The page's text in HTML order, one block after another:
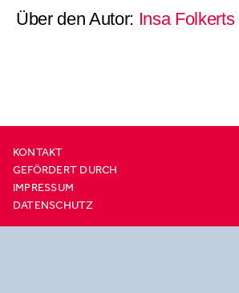
Über den Autor: Insa Folkerts
KONTAKT
GEFÖRDERT DURCH
IMPRESSUM
DATENSCHUTZ